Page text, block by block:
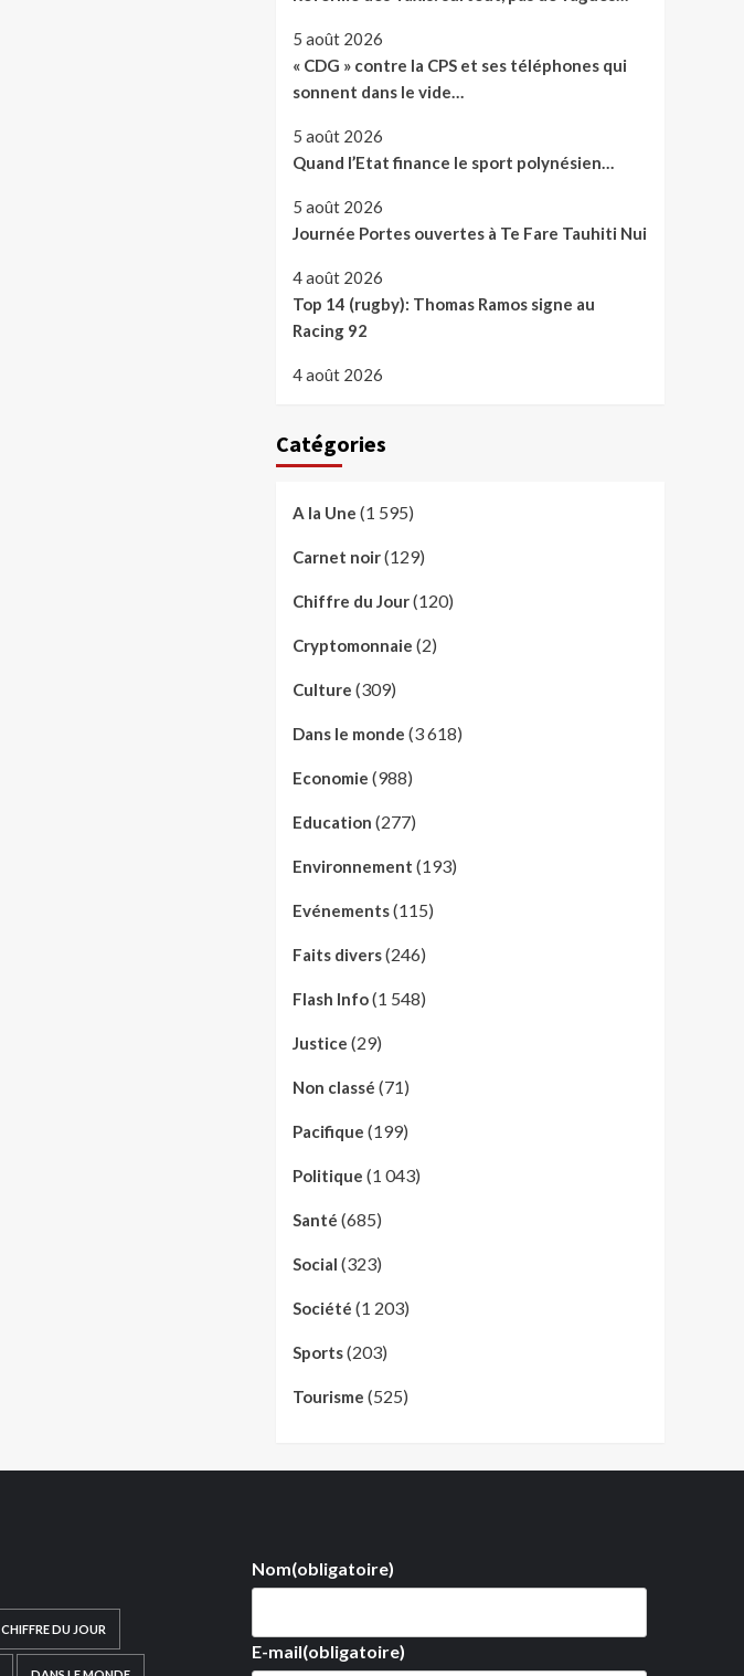
5 août 2026
« CDG » contre la CPS et ses téléphones qui
sonnent dans le vide…
5 août 2026
Quand l’Etat finance le sport polynésien…
5 août 2026
Journée Portes ouvertes à Te Fare Tauhiti Nui
4 août 2026
Top 14 (rugby): Thomas Ramos signe au
Racing 92
4 août 2026
Catégories
A la Une (1 595)
Carnet noir(129)
Chiffre du Jour(120)
Cryptomonnaie (2)
Culture (309)
Dans le monde (3 618)
Economie (988)
Education (277)
Environnement (193)
Evénements(115)
Faits divers(246)
Flash Info(1 548)
Justice (29)
Non classé (71)
Pacifique (199)
Politique (1 043)
Santé (685)
Social (323)
Société (1 203)
Sports(203)
Tourisme (525)
CHIFFRE DU JOUR
Nom(obligatoire)
E-mail(obligatoire)